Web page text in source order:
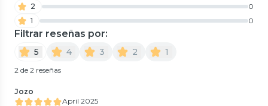
2
0
1
0
Filtrar reseñas por:
5 4 3 2 1
2 de 2 reseñas
Jozo
April 2025